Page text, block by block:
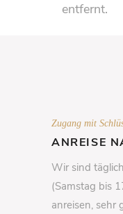
entfernt.
Zugang mit
ANREISE
Wir sind
(Samstag bis
anreisen, sehr